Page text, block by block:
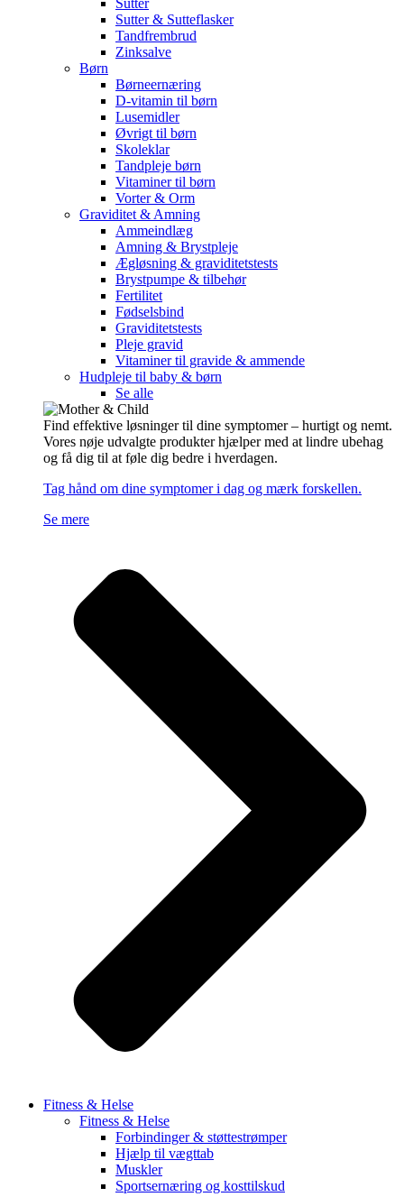
Sutter
Sutter & Sutteflasker
Tandfrembrud
Zinksalve
Børn
Børneernæring
D-vitamin til børn
Lusemidler
Øvrigt til børn
Skoleklar
Tandpleje børn
Vitaminer til børn
Vorter & Orm
Graviditet & Amning
Ammeindlæg
Amning & Brystpleje
Ægløsning & graviditetstests
Brystpumpe & tilbehør
Fertilitet
Fødselsbind
Graviditetstests
Pleje gravid
Vitaminer til gravide & ammende
Hudpleje til baby & børn
Se alle
Find effektive løsninger til dine symptomer – hurtigt og nemt.
Vores nøje udvalgte produkter hjælper med at lindre ubehag
og få dig til at føle dig bedre i hverdagen.
Tag hånd om dine symptomer i dag og mærk forskellen.
Se mere
Fitness & Helse
Fitness & Helse
Forbindinger & støttestrømper
Hjælp til vægttab
Muskler
Sportsernæring og kosttilskud